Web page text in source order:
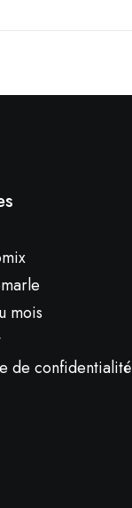
mois
de confidentialité